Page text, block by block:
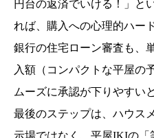
円台の返済でいける！」と
れば、購入への心理的ハー
銀行の住宅ローン審査も、
入額（コンパクトな平屋の
ムーズに承認が下りやすい
最後のステップは、ハウス